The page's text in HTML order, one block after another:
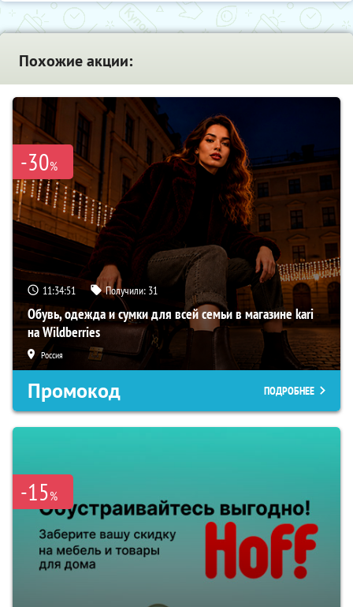
Похожие акции:
-30%
11:34:50 Получили: 31
Обувь, одежда и сумки для всей семьи в магазине kari
на Wildberries
Россия
Промокод ПОДРОБНЕЕ
-15%